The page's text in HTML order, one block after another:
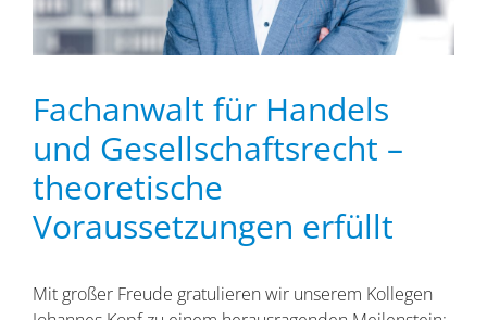
Fachanwalt für Handels
und Gesellschaftsrecht –
theoretische
Voraussetzungen erfüllt
Mit großer Freude gratulieren wir unserem Kollegen